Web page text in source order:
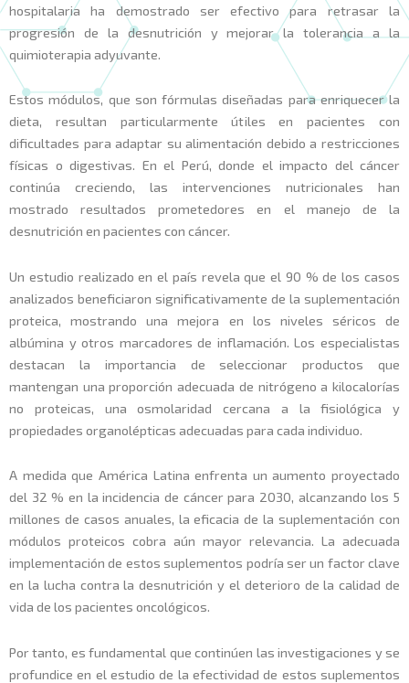
hospitalaria ha demostrado ser efectivo para retrasar la
progresión de la desnutrición y mejorar la tolerancia a la
quimioterapia adyuvante.
Estos módulos, que son fórmulas diseñadas para enriquecer la
dieta, resultan particularmente útiles en pacientes con
dificultades para adaptar su alimentación debido a restricciones
físicas o digestivas. En el Perú, donde el impacto del cáncer
continúa creciendo, las intervenciones nutricionales han
mostrado resultados prometedores en el manejo de la
desnutrición en pacientes con cáncer.
Un estudio realizado en el país revela que el 90 % de los casos
analizados beneficiaron significativamente de la suplementación
proteica, mostrando una mejora en los niveles séricos de
albúmina y otros marcadores de inflamación. Los especialistas
destacan la importancia de seleccionar productos que
mantengan una proporción adecuada de nitrógeno a kilocalorías
no proteicas, una osmolaridad cercana a la fisiológica y
propiedades organolépticas adecuadas para cada individuo.
A medida que América Latina enfrenta un aumento proyectado
del 32 % en la incidencia de cáncer para 2030, alcanzando los 5
millones de casos anuales, la eficacia de la suplementación con
módulos proteicos cobra aún mayor relevancia. La adecuada
implementación de estos suplementos podría ser un factor clave
en la lucha contra la desnutrición y el deterioro de la calidad de
vida de los pacientes oncológicos.
Por tanto, es fundamental que continúen las investigaciones y se
profundice en el estudio de la efectividad de estos suplementos